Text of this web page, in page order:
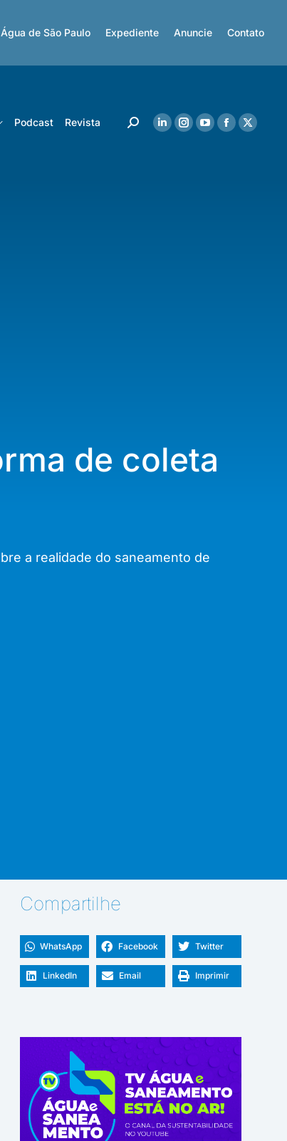
de São Paulo Expediente Anuncie Contato
Podcast Revista
de coleta
a realidade do saneamento de
Compartilhe
WhatsApp Facebook Twitter
LinkedIn Email Imprimir